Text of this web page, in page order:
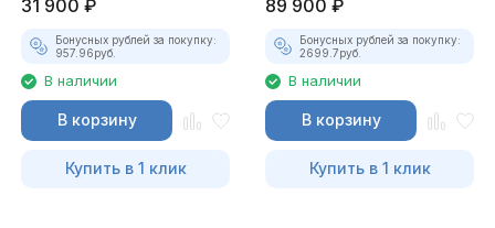
31 900 ₽
Бонусных рублей за покупку:
957.96руб.
В наличии
В корзину
Купить в 1 клик
89 900 ₽
Бонусных рублей за покупку:
2699.7руб.
В наличии
В корзину
Купить в 1 клик